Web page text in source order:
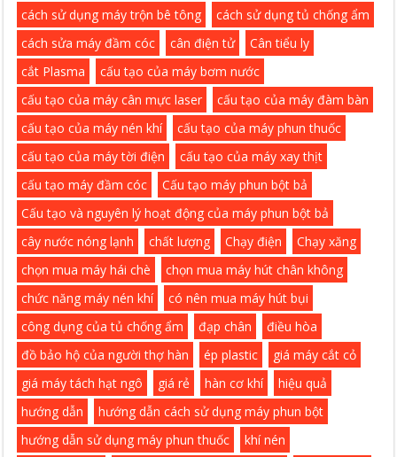
cách sử dụng máy trộn bê tông
cách sử dụng tủ chống ẩm
cách sửa máy đầm cóc
cân điện tử
Cân tiểu ly
cắt Plasma
cấu tạo của máy bơm nước
cấu tạo của máy cân mực laser
cấu tạo của máy đàm bàn
cấu tạo của máy nén khí
cấu tạo của máy phun thuốc
cấu tạo của máy tời điện
cấu tạo của máy xay thịt
cấu tạo máy đầm cóc
Cấu tạo máy phun bột bả
Cấu tạo và nguyên lý hoạt động của máy phun bột bả
cây nước nóng lạnh
chất lượng Chạy điện
Chạy xăng
chọn mua máy hái chè
chọn mua máy hút chân không
chức năng máy nén khí
có nên mua máy hút bụi
công dụng của tủ chống ẩm
đạp chân
điều hòa
đồ bảo hộ của người thợ hàn
ép plastic
giá máy cắt cỏ
giá máy tách hạt ngô
giá rẻ hàn cơ khí
hiệu quả
hướng dẫn
hướng dẫn cách sử dụng máy phun bột
hướng dẫn sử dụng máy phun thuốc
khí nén